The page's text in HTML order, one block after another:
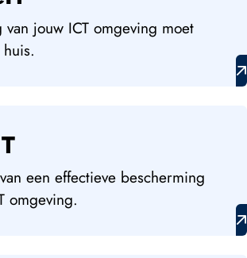
jouw ICT omgeving moet
een effectieve bescherming
omgeving.